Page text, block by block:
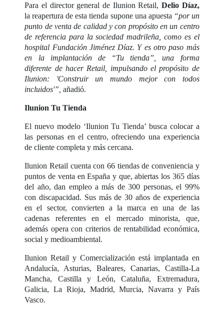
Para el director general de Ilunion Retail, Delio Díaz,
la reapertura de esta tienda supone una apuesta “por un
punto de venta de calidad y con propósito en un centro
de referencia para la sociedad madrileña, como es el
hospital Fundación Jiménez Díaz. Y es otro paso más
en la implantación de “Tu tienda”, una forma
diferente de hacer Retail, impulsando el propósito de
Ilunion: 'Construir un mundo mejor con todos
incluidos'”, añadió.
Ilunion Tu Tienda
El nuevo modelo ‘Ilunion Tu Tienda’ busca colocar a
las personas en el centro, ofreciendo una experiencia
de cliente completa y más cercana.
Ilunion Retail cuenta con 66 tiendas de conveniencia y
puntos de venta en España y que, abiertas los 365 días
del año, dan empleo a más de 300 personas, el 99%
con discapacidad. Sus más de 30 años de experiencia
en el sector, convierten a la marca en una de las
cadenas referentes en el mercado minorista, que,
además opera con criterios de rentabilidad económica,
social y medioambiental.
Ilunion Retail y Comercialización está implantada en
Andalucía, Asturias, Baleares, Canarias, Castilla-La
Mancha, Castilla y León, Cataluña, Extremadura,
Galicia, La Rioja, Madrid, Murcia, Navarra y País
Vasco.